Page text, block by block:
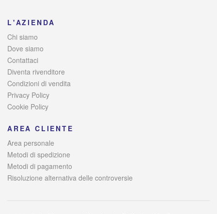
L'AZIENDA
Chi siamo
Dove siamo
Contattaci
Diventa rivenditore
Condizioni di vendita
Privacy Policy
Cookie Policy
AREA CLIENTE
Area personale
Metodi di spedizione
Metodi di pagamento
Risoluzione alternativa delle controversie